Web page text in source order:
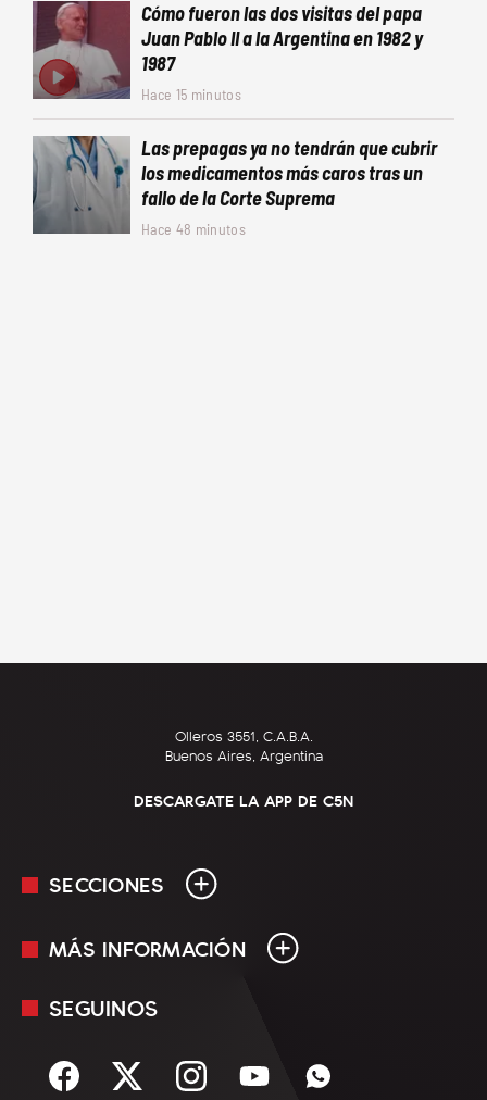
Cómo fueron las dos visitas del papa
Juan Pablo II a la Argentina en 1982 y
1987
Hace 15 minutos
Las prepagas ya no tendrán que cubrir
los medicamentos más caros tras un
fallo de la Corte Suprema
Hace 48 minutos
Olleros 3551, C.A.B.A.
Buenos Aires, Argentina
DESCARGATE LA APP DE C5N
SECCIONES
En Vivo
Sociedad
MÁS INFORMACIÓN
Mediakit
Términos y condiciones
SEGUINOS